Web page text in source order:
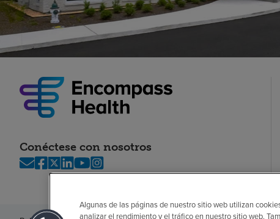
Conéctese con nosotros
Algunas de las páginas de nuestro sitio web utilizan
analizar el rendimiento y el tráfico en nuestro sitio web.